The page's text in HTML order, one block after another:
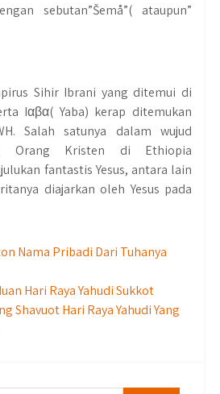
sebutan”Šemå”( ataupun”
Sihir Ibrani yang ditemui di
Iαβα( Yaba) kerap ditemukan
Salah satunya dalam wujud
Orang Kristen di Ethiopia
fantastis Yesus, antara lain
diajarkan oleh Yesus pada
Nama Pribadi Dari Tuhanya
Hari Raya Yahudi Sukkot
Shavuot Hari Raya Yahudi Yang